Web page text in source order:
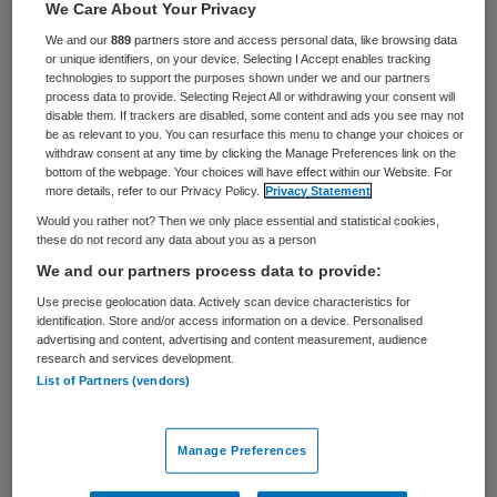
De politie in Geleen heeft op een cliënt van
een maatschappelijke opvanginstelling
geschoten toen hij werd aangehouden. De
man is met onbekende verwondingen naar
het ziekenhuis gebracht.
Tegen 21.00 uur kreeg de politie een
melding vanuit de instelling aan de
Burgemeester Lemmenstraat over een
lastige cliënt. Toen agenten bij de instelling
arriveerden, verliet de man zijn kamer en
dreigde hij met een wapen. Wegens de
agenten. Volgens een woordvoerder van de
politie is er een keer geschoten.
We Care About Your Privacy
We and our889 partners store and access personal data, like browsing data
or unique identifiers, on your device. Selecting I Accept enables tracking
technologies to support the purposes shown under we and our partners
process data to provide. Selecting Reject All or withdrawing your consent will
disable them. If trackers are disabled, some content and ads you see may not
be as relevant to you. You can resurface this menu to change your choices or
withdraw consent at any time by clicking the Manage Preferences link on the
bottom of the webpage. Your choices will have effect within our Website. For
more details, refer to our Privacy Policy.
Privacy Statement
Would you rather not? Then we only place essential and statistical cookies,
these do not record any data about you as a person
We and our partners process data to provide:
Use precise geolocation data. Actively scan device characteristics for
identification. Store and/or access information on a device. Personalised
advertising and content, advertising and content measurement, audience
research and services development.
List of Partners (vendors)
Manage Preferences